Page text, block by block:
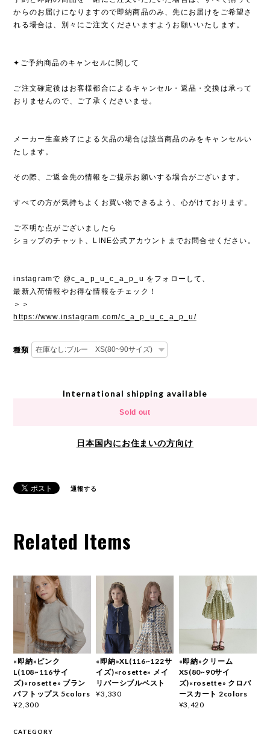
からのお届けになりますので即納商品のみ、先にお届けをご希望さ
れる場合は、別々にご注文くださいますようお願いいたします。
✦ご予約商品のキャンセルに関して
ご注文確定後はお客様都合によるキャンセル・返品・交換は承って
おりませんので、ご了承くださいませ。
メーカー生産終了による欠品の場合は該当商品のみをキャンセルい
たします。
その際、ご返金先の情報をご提示お願いする場合がございます。
すべての方が気持ちよくお買い物できるよう、心がけております。
ご不明な点がございましたら
ショップのチャット、LINE公式アカウントまでお問合せください。
instagramで @c_a_p_u_c_a_p_u をフォローして、
最新入荷情報やお得な情報をチェック！
＞＞
https://www.instagram.com/c_a_p_u_c_a_p_u/
種類
International shipping available
Sold out
日本国内にお住まいの方向け
通報する
Related Items
«即納»ピンク
L(108~116サイ
ズ)«rosette» ブラン
パフトップス 5colors
¥2,300
«即納»XL(116~122サ
イズ)«rosette» メイ
リバーシブルベスト
¥3,330
«即納»クリーム
XS(80~90サイ
ズ)«rosette» クロバ
ースカート 2colors
¥3,420
CATEGORY